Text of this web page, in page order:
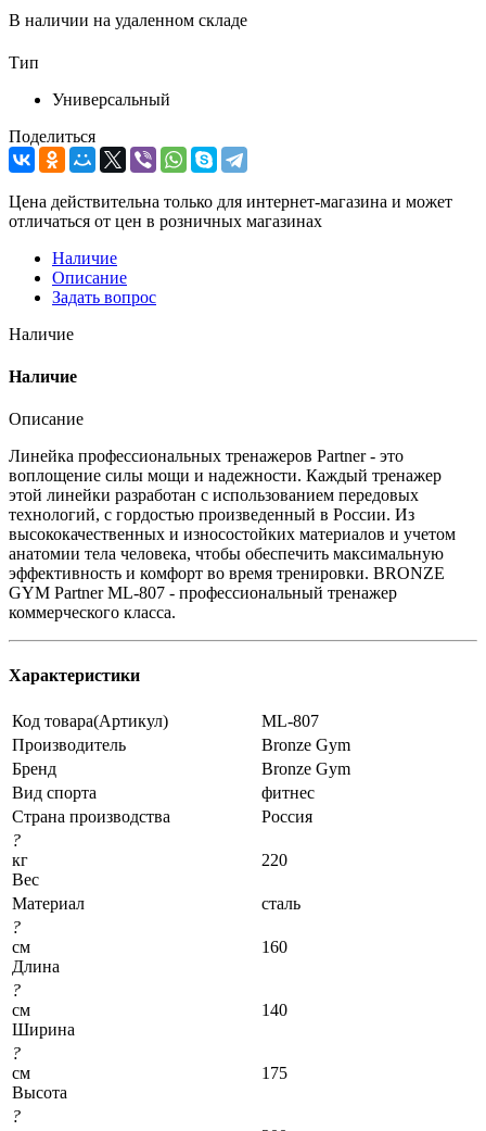
В наличии на удаленном складе
Тип
Универсальный
Поделиться
Цена действительна только для интернет-магазина и может
отличаться от цен в розничных магазинах
Наличие
Описание
Задать вопрос
Наличие
Наличие
Описание
Линейка профессиональных тренажеров Partner - это
воплощение силы мощи и надежности. Каждый тренажер
этой линейки разработан с использованием передовых
технологий, с гордостью произведенный в России. Из
высококачественных и износостойких материалов и учетом
анатомии тела человека, чтобы обеспечить максимальную
эффективность и комфорт во время тренировки. BRONZE
GYM Partner ML-807 - профессиональный тренажер
коммерческого класса.
Характеристики
Код товара(Артикул)
ML-807
Производитель
Bronze Gym
Бренд
Bronze Gym
Вид спорта
фитнес
Страна производства
Россия
?
кг
Вес
220
Материал
сталь
?
см
Длина
160
?
см
Ширина
140
?
см
Высота
175
?